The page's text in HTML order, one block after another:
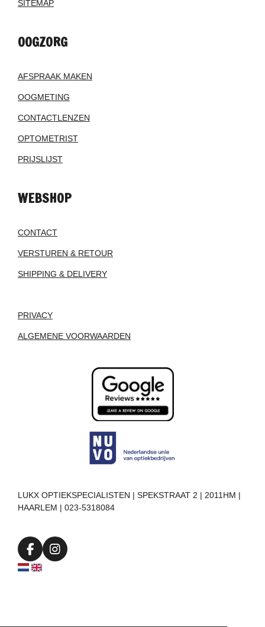
SITEMAP
OOGZORG
AFSPRAAK MAKEN
OOGMETING
CONTACTLENZEN
OPTOMETRIST
PRIJSLIJST
WEBSHOP
CONTACT
VERSTUREN & RETOUR
SHIPPING & DELIVERY
PRIVACY
ALGEMENE VOORWAARDEN
LUKX OPTIEKSPECIALISTEN | SPEKSTRAAT 2 | 2011HM |
HAARLEM | 023-5318084
F
a
I